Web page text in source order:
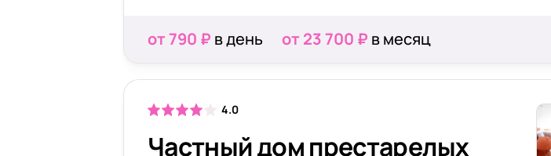
от 790 ₽ в день от 23 700 ₽ в месяц
4.0
Частный дом престарелых